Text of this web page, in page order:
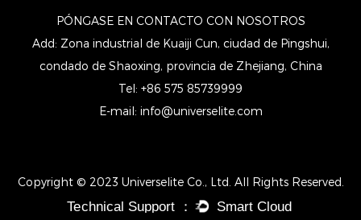
PÓNGASE EN CONTACTO CON NOSOTROS
Add: Zona industrial de Kuaiji Cun, ciudad de Pingshui,
condado de Shaoxing, provincia de Zhejiang, China
Tel: +86 575 85739999
E-mail: info@universelite.com
Copyright © 2023 Universelite Co., Ltd. All Rights Reserved.